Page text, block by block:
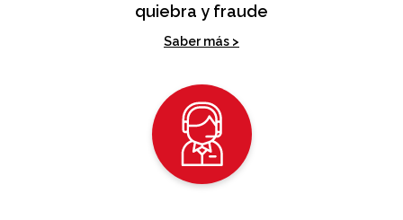
quiebra y fraude
Saber más >